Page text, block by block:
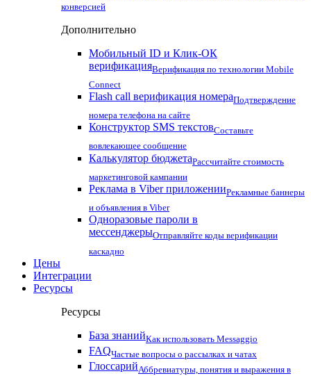
конверсией
Дополнительно
Мобильный ID и Клик-ОК
верификацияВерификация по технологии Mobile
Connect
Flash call верификация номераПодтверждение
номера телефона на сайте
Конструктор SMS текстовСоставьте
вовлекающее сообщение
Калькулятор бюджетаРассчитайте стоимость
маркетинговой кампании
Реклама в Viber приложенииРекламные баннеры
и объявления в Viber
Одноразовые пароли в
мессенджерыОтправляйте коды верификации
каскадно
Цены
Интеграции
Ресурсы
Ресурсы
База знанийКак использовать Messaggio
FAQЧастые вопросы о рассылках и чатах
ГлоссарийАббревиатуры, понятия и выражения в